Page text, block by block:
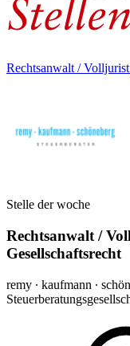
Rechtsanwalt /
Stelle der woche
Rechtsanwalt /
Gesellschaftsrecht
remy ∙ kaufmann ∙